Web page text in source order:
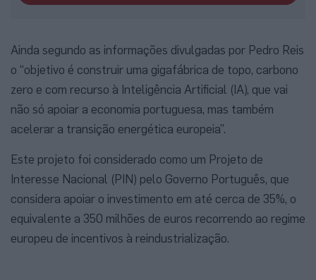
Ainda segundo as informações divulgadas por Pedro Reis
o “objetivo é construir uma gigafábrica de topo, carbono
zero e com recurso à Inteligência Artificial (IA), que vai
não só apoiar a economia portuguesa, mas também
acelerar a transição energética europeia”.
Este projeto foi considerado como um Projeto de
Interesse Nacional (PIN) pelo Governo Português, que
considera apoiar o investimento em até cerca de 35%, o
equivalente a 350 milhões de euros recorrendo ao regime
europeu de incentivos à reindustrialização.